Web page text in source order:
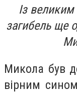
Із
загибель ще
Микола був
вірним